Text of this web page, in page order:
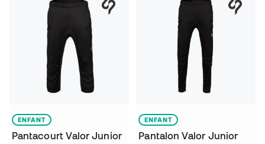
ENFANT
Pantacourt Valor Junior
ENFANT
Pantalon Valor Junior